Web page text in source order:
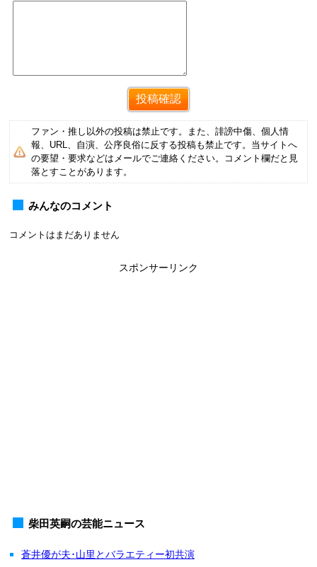
ファン・推し以外の投稿は禁止です。また、誹謗中傷、個人情
報、URL、自演、公序良俗に反する投稿も禁止です。当サイトへ
の要望・要求などはメールでご連絡ください。コメント欄だと見
落とすことがあります。
みんなのコメント
コメントはまだありません
スポンサーリンク
柴田英嗣の芸能ニュース
蒼井優が夫･山里とバラエティー初共演